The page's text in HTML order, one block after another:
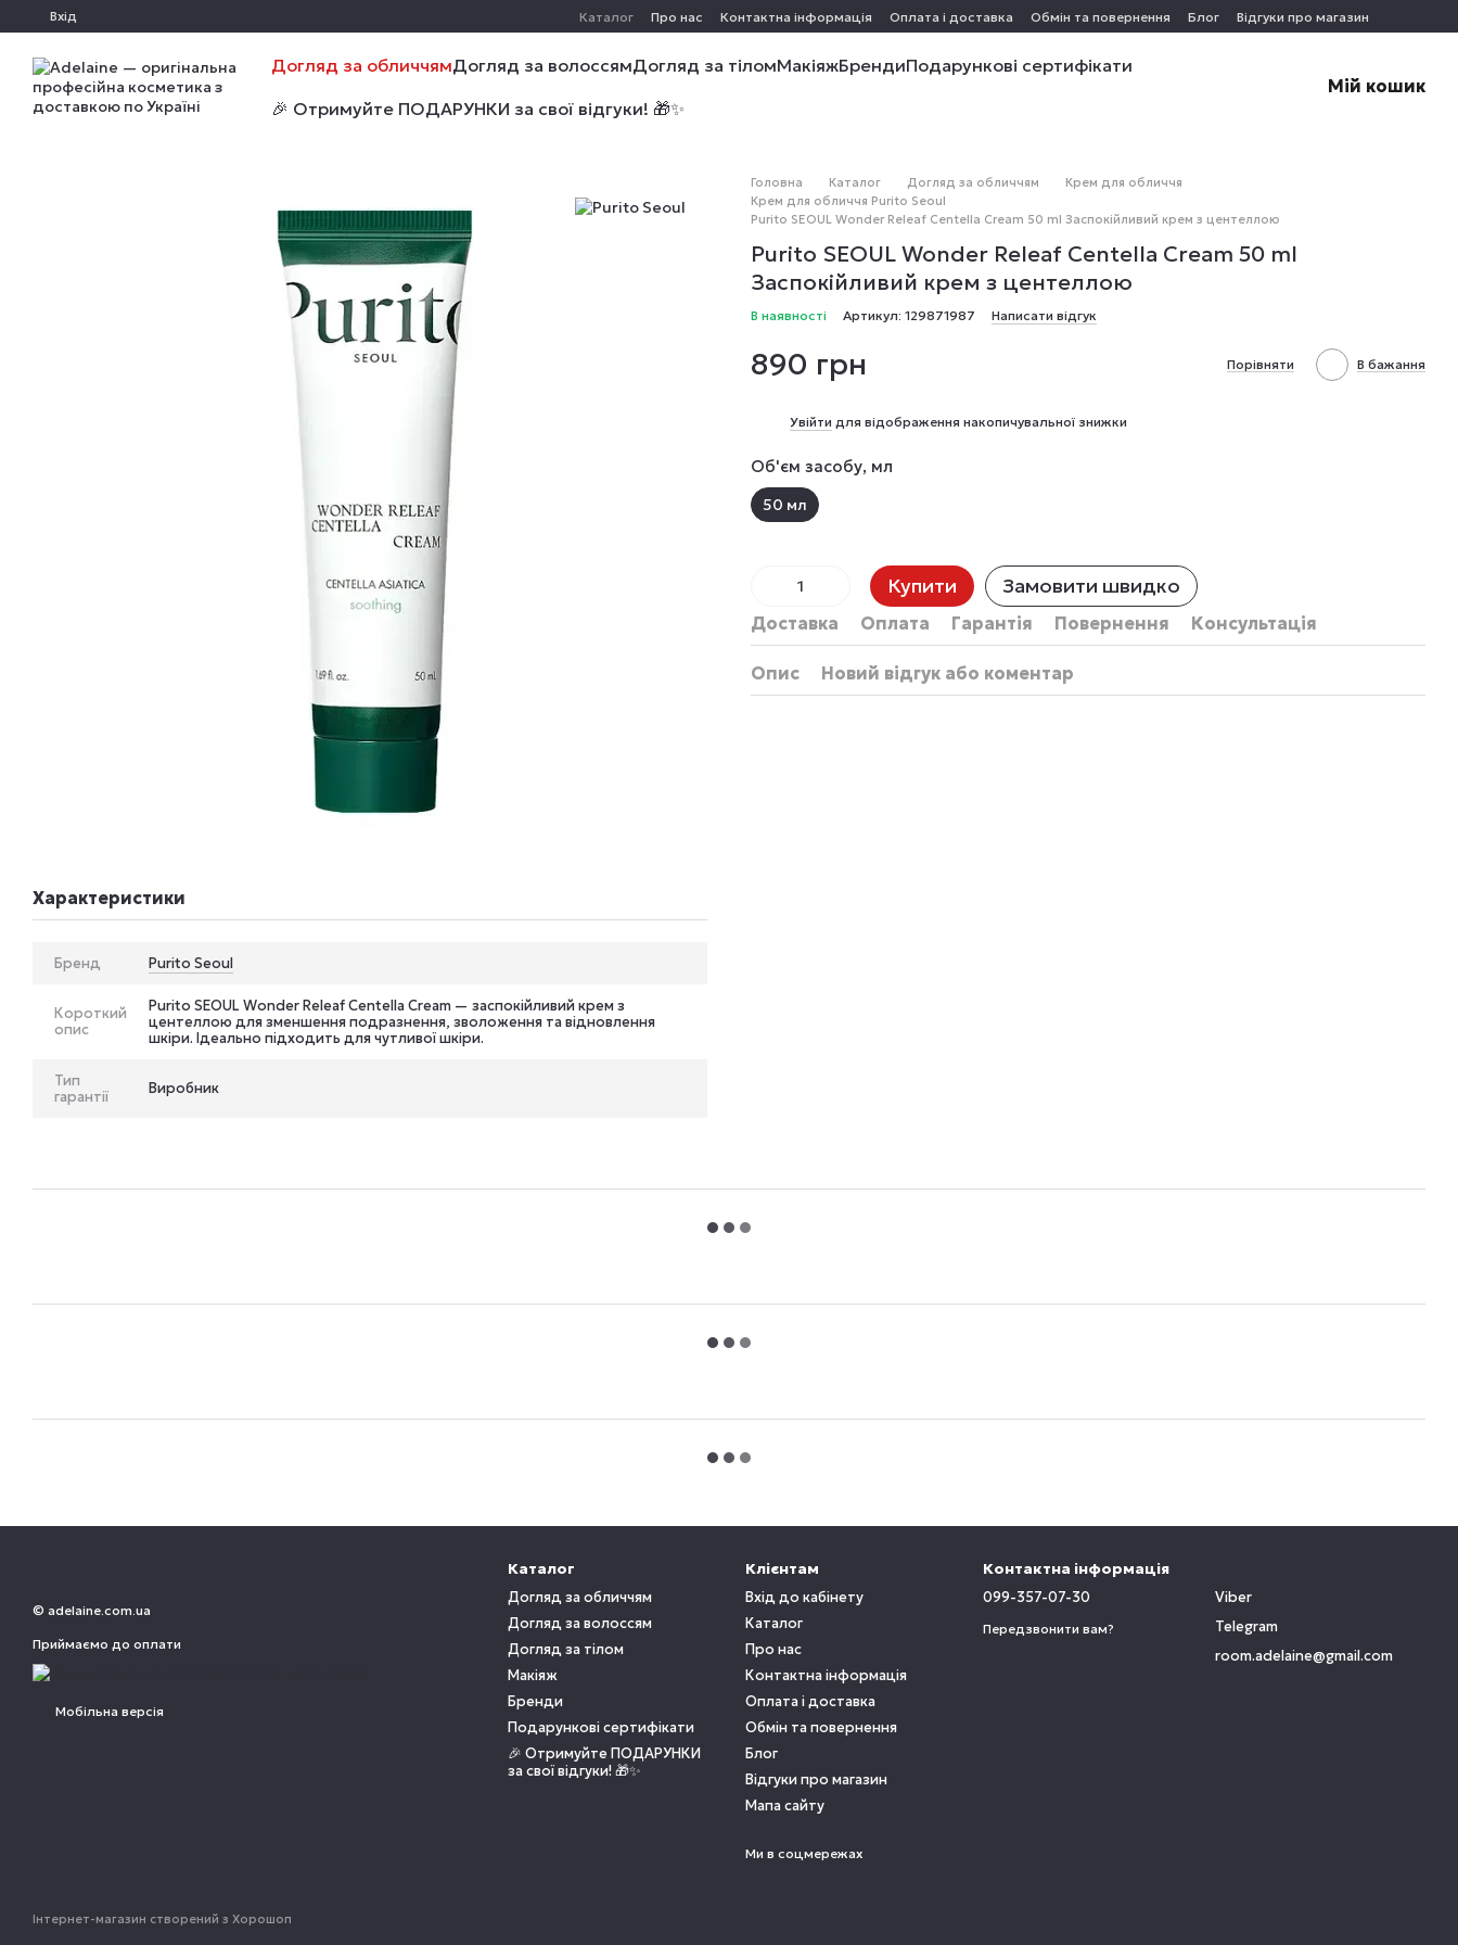
Перейти до основного контенту
Вхід Каталог Про нас Контактна інформація Оплата і доставка Обмін та повернення Блог Відгуки про магазин
Догляд за обличчямДогляд за волоссямДогляд за тіломМакіяжБрендиПодарункові сертифікати
🎉 Отримуйте ПОДАРУНКИ за свої відгуки! 🎁✨
Мій кошик
Характеристики
Бренд Purito Seoul
Короткий
опис
Purito SEOUL Wonder Releaf Centella Cream — заспокійливий крем з
центеллою для зменшення подразнення, зволоження та відновлення
шкіри. Ідеально підходить для чутливої шкіри.
Тип
гарантії
Виробник
Головна Каталог Догляд за обличчям
Крем для обличчя
Крем для обличчя Purito Seoul
Purito SEOUL Wonder Releaf Centella Cream 50 ml Заспокійливий крем з центеллою
Purito SEOUL Wonder Releaf Centella Cream 50 ml
Заспокійливий крем з центеллою
В наявності Артикул: 129871987 Написати відгук
890 грн Порівняти В бажання
Увійти для відображення накопичувальної знижки
Об'єм засобу, мл
50 мл
Купити Замовити швидко
Доставка Оплата Гарантія Повернення Консультація
Опис Новий відгук або коментар
© adelaine.com.ua
Приймаємо до оплати
Мобільна версія
Інтернет-магазин створений з Хорошоп
Каталог
Догляд за обличчям
Догляд за волоссям
Догляд за тілом
Макіяж
Бренди
Подарункові сертифікати
🎉 Отримуйте ПОДАРУНКИ
за свої відгуки! 🎁✨
Клієнтам
Вхід до кабінету
Каталог
Про нас
Контактна інформація
Оплата і доставка
Обмін та повернення
Блог
Відгуки про магазин
Мапа сайту
Ми в соцмережах
Контактна інформація
099-357-07-30
Передзвонити вам?
Viber
Telegram
room.adelaine@gmail.com